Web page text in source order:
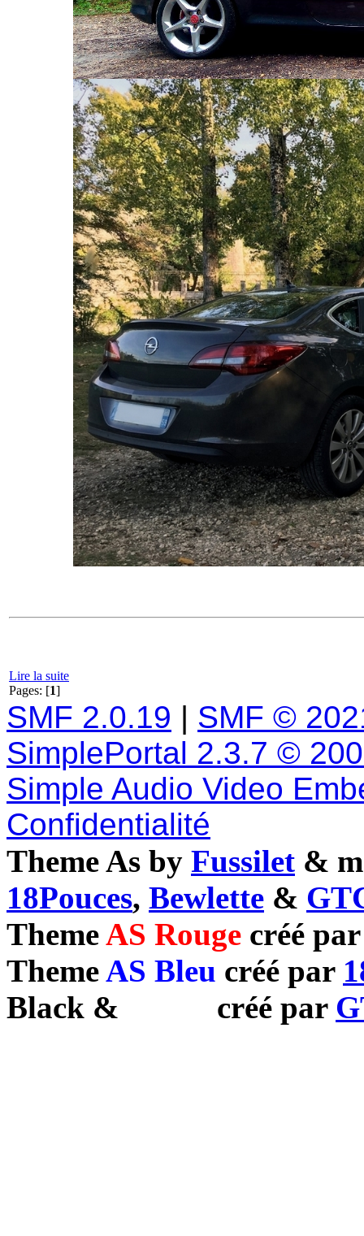
Lire la suite
Pages: [1]
SMF 2.0.19 | SMF ©
SimplePortal 2.3.7 ©
Simple Audio Video
Confidentialité
Theme As by Fussilet &
18Pouces, Bewlette &
ThemeAS Rouge créé
ThemeAS Bleu créé par
Black & créé par